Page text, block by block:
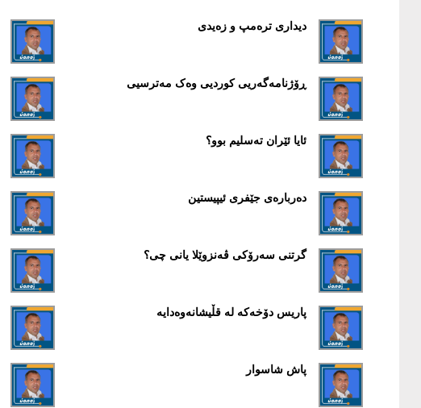
دیداری ترەمپ و زەیدی
ڕۆژنامەگەریی کوردیی وەک مەترسیی
ئایا ئێران تەسلیم بوو؟
دەربارەی جێفری ئیپیستین
گرتنی سەرۆکی ڤەنزوێلا یانی چی؟
پاریس دۆخەکە لە قڵیشانەوەدایە
پاش شاسوار